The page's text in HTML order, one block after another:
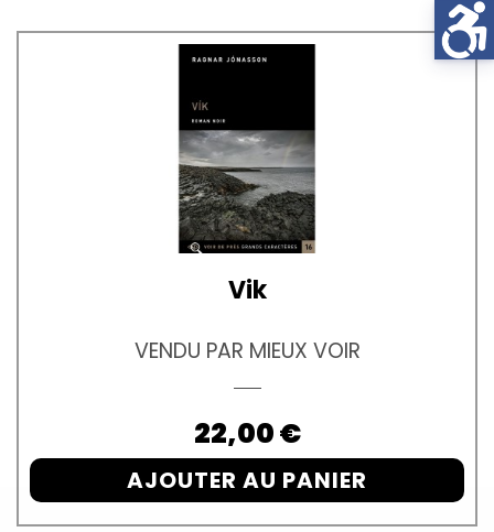
Vik
VENDU PAR MIEUX VOIR
Prix
22,00 €
AJOUTER AU PANIER